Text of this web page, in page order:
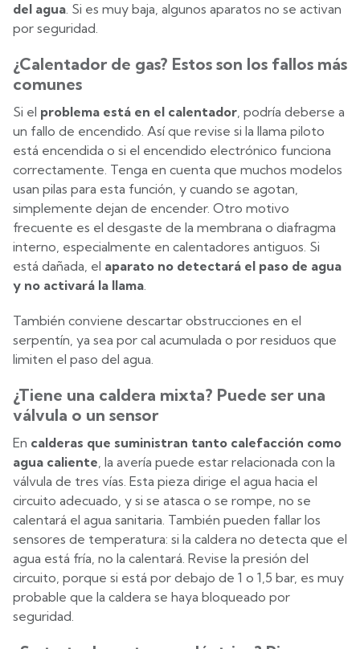
del agua. Si es muy baja, algunos aparatos no se activan
por seguridad.
¿Calentador de gas? Estos son los fallos más
comunes
Si el problema está en el calentador, podría deberse a
un fallo de encendido. Así que revise si la llama piloto
está encendida o si el encendido electrónico funciona
correctamente. Tenga en cuenta que muchos modelos
usan pilas para esta función, y cuando se agotan,
simplemente dejan de encender. Otro motivo
frecuente es el desgaste de la membrana o diafragma
interno, especialmente en calentadores antiguos. Si
está dañada, el aparato no detectará el paso de agua
y no activará la llama.
También conviene descartar obstrucciones en el
serpentín, ya sea por cal acumulada o por residuos que
limiten el paso del agua.
¿Tiene una caldera mixta? Puede ser una
válvula o un sensor
En calderas que suministran tanto calefacción como
agua caliente, la avería puede estar relacionada con la
válvula de tres vías. Esta pieza dirige el agua hacia el
circuito adecuado, y si se atasca o se rompe, no se
calentará el agua sanitaria. También pueden fallar los
sensores de temperatura: si la caldera no detecta que el
agua está fría, no la calentará. Revise la presión del
circuito, porque si está por debajo de 1 o 1,5 bar, es muy
probable que la caldera se haya bloqueado por
seguridad.